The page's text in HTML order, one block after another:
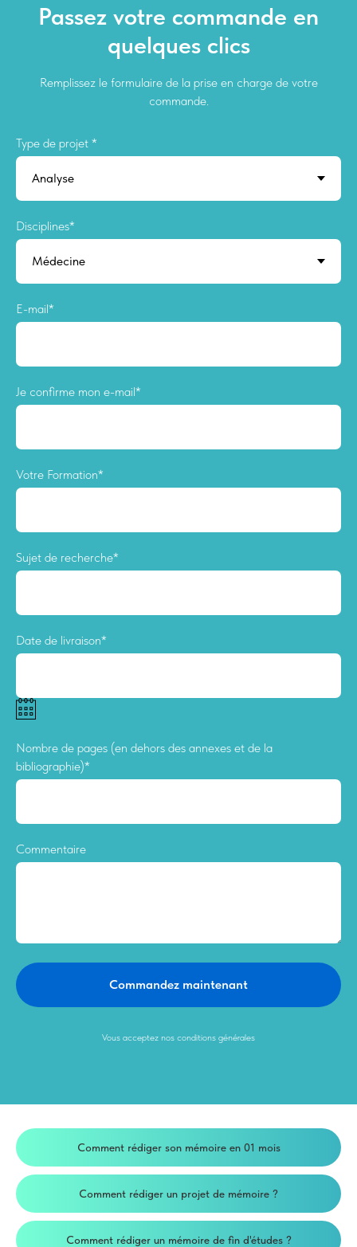
Passez votre commande en
quelques clics
Remplissez le formulaire de la prise en charge de votre
commande.
Type de projet *
Disciplines*
E-mail*
Je confirme mon e-mail*
Votre Formation*
Sujet de recherche*
Date de livraison*
Nombre de pages (en dehors des annexes et de la
bibliographie)*
Commentaire
Commandez maintenant
Vous acceptez nos conditions générales
Comment rédiger son mémoire en 01 mois
Comment rédiger un projet de mémoire ?
Comment rédiger un mémoire de fin d'études ?